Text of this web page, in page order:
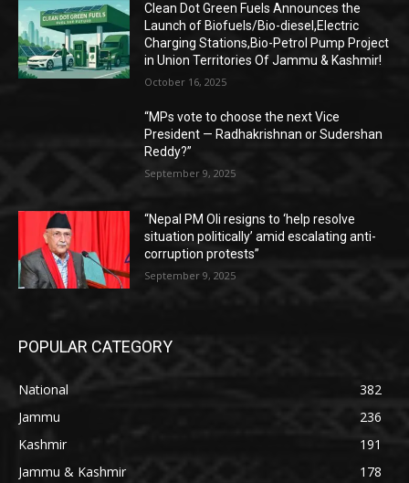
Clean Dot Green Fuels Announces the
Launch of Biofuels/Bio-diesel,Electric
Charging Stations,Bio-Petrol Pump Project
in Union Territories Of Jammu & Kashmir!
October 16, 2025
“MPs vote to choose the next Vice
President — Radhakrishnan or Sudershan
Reddy?”
September 9, 2025
“Nepal PM Oli resigns to ‘help resolve
situation politically’ amid escalating anti-
corruption protests”
September 9, 2025
POPULAR CATEGORY
National
382
Jammu
236
Kashmir
191
Jammu & Kashmir
178